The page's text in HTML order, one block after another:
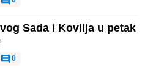
Sada i Kovilja u petak
0